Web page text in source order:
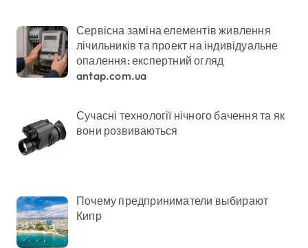
Сервісна заміна елементів живлення
лічильників та проект на індивідуальне
опалення: експертний огляд
antap.com.ua
Сучасні технології нічного бачення та як
вони розвиваються
Почему предприниматели выбирают
Кипр